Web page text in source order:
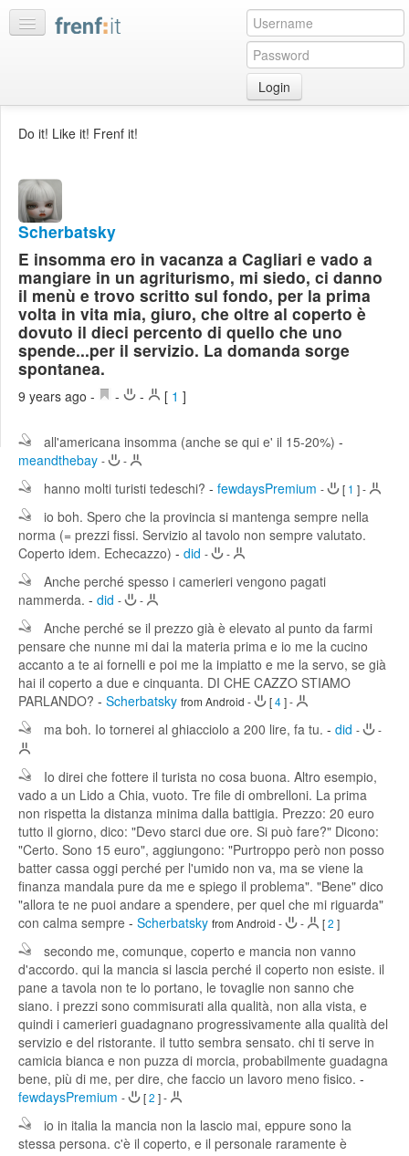
Login
My
discussions
Bookmarks
Best
of
day
:LISTS
Edit
:ROOMS
Search
Do it! Like it! Frenf it!
Scherbatsky
E insomma ero in vacanza a Cagliari e vado a
mangiare in un agriturismo, mi siedo, ci danno
il menù e trovo scritto sul fondo, per la prima
volta in vita mia, giuro, che oltre al coperto è
dovuto il dieci percento di quello che uno
spende...per il servizio. La domanda sorge
spontanea.
9 years ago - - - [ 1 ]
all'americana insomma (anche se qui e' il 15-20%) -
meandthebay - -
hanno molti turisti tedeschi? - fewdaysPremium - [ 1 ]-
io boh. Spero che la provincia si mantenga sempre nella
norma (= prezzi fissi. Servizio al tavolo non sempre valutato.
Coperto idem. Echecazzo) - did - -
Anche perché spesso i camerieri vengono pagati
nammerda. - did - -
Anche perché se il prezzo già è elevato al punto da farmi
pensare che nunne mi dai la materia prima e io me la cucino
accanto a te ai fornelli e poi me la impiatto e me la servo, se già
hai il coperto a due e cinquanta. DI CHE CAZZO STIAMO
PARLANDO? - Scherbatsky from Android - [4]-
ma boh. Io tornerei al ghiacciolo a 200 lire, fa tu. - did - -
Io direi che fottere il turista no cosa buona. Altro esempio,
vado a un Lido a Chia, vuoto. Tre file di ombrelloni. La prima
non rispetta la distanza minima dalla battigia. Prezzo: 20 euro
tutto il giorno, dico: "Devo starci due ore. Si può fare?" Dicono:
"Certo. Sono 15 euro", aggiungono: "Purtroppo però non posso
batter cassa oggi perché per l'umido non va, ma se viene la
finanza mandala pure da me e spiego il problema". "Bene" dico
"allora te ne puoi andare a spendere, per quel che mi riguarda"
con calma sempre - Scherbatsky from Android - - [2 ]
secondo me, comunque, coperto e mancia non vanno
d'accordo. qui la mancia si lascia perché il coperto non esiste. il
pane a tavola non te lo portano, le tovaglie non sanno che
siano. i prezzi sono commisurati alla qualità, non alla vista, e
quindi i camerieri guadagnano progressivamente alla qualità del
servizio e del ristorante. il tutto sembra sensato. chi ti serve in
camicia bianca e non puzza di morcia, probabilmente guadagna
bene, più di me, per dire, che faccio un lavoro meno fisico. -
fewdaysPremium - [2 ]-
io in italia la mancia non la lascio mai, eppure sono la
stessa persona. c'è il coperto, e il personale raramente è